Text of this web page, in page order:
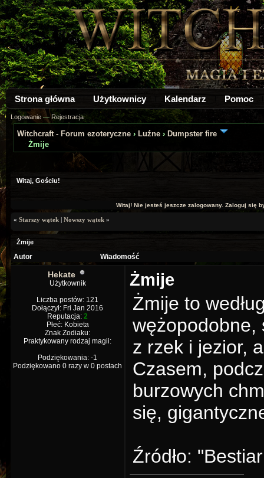
Strona główna Użytkownicy Kalendarz Pomoc
Logowanie —Rejestracja
Witchcraft - Forum ezoteryczne › Luźne › Dumpster fire
Żmije
0
Witaj, Gościu!
Witaj! Nie jesteś jeszcze zalogowany. Zaloguj się
« Starszy wątek | Nowszy wątek »
Żmije
Autor Wiadomość
Hekate
Użytkownik
Liczba postów: 121
Dołączył: Fri Jan 2016
Reputacja: 2
Płeć: Kobieta
Znak Zodiaku:
Praktykowany rodzaj magii:
Podziękowania: -1
Podziękowano 0 razy w 0 postach
Żmije
Żmije to
wężopodobne,
z rzek i jezior,
Czasem,
burzowych
się,
Źródło: